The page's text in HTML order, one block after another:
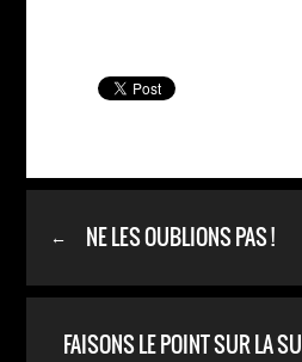
← NE LES OUBLIONS PAS !
FAISONS LE POINT SUR LA